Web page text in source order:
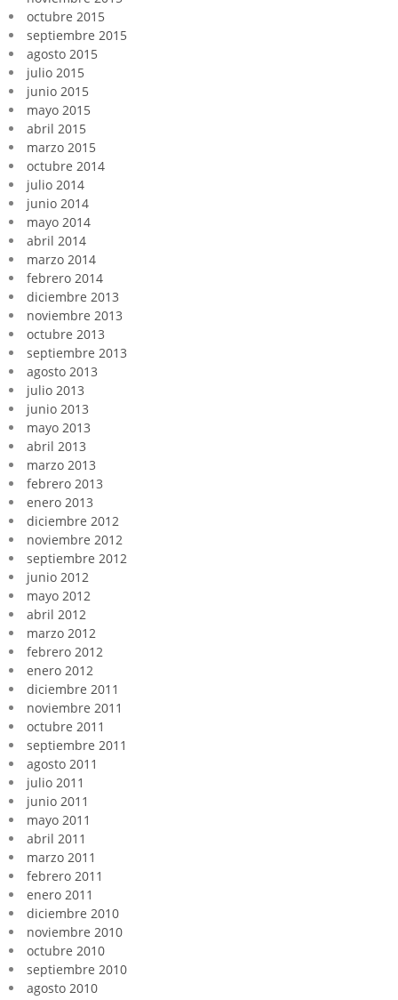
octubre 2015
septiembre 2015
agosto 2015
julio 2015
junio 2015
mayo 2015
abril 2015
marzo 2015
octubre 2014
julio 2014
junio 2014
mayo 2014
abril 2014
marzo 2014
febrero 2014
diciembre 2013
noviembre 2013
octubre 2013
septiembre 2013
agosto 2013
julio 2013
junio 2013
mayo 2013
abril 2013
marzo 2013
febrero 2013
enero 2013
diciembre 2012
noviembre 2012
septiembre 2012
junio 2012
mayo 2012
abril 2012
marzo 2012
febrero 2012
enero 2012
diciembre 2011
noviembre 2011
octubre 2011
septiembre 2011
agosto 2011
julio 2011
junio 2011
mayo 2011
abril 2011
marzo 2011
febrero 2011
enero 2011
diciembre 2010
noviembre 2010
octubre 2010
septiembre 2010
agosto 2010